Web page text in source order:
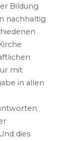
Bildung
nachhaltig
mit
in allen
dies